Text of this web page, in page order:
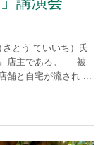
とう ていいち）氏
』店主である。 被
舗と自宅が流され ...